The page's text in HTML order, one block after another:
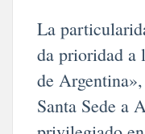
La
da prioridad a
de
Santa Sede a